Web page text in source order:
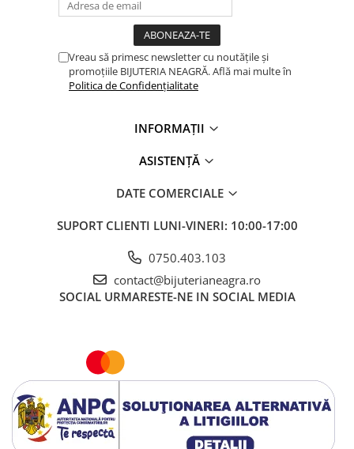
Vreau să primesc newsletter cu noutățile și
promoțiile BIJUTERIA NEAGRĂ. Află mai multe în
Politica de Confidențialitate
INFORMAȚII
ASISTENȚĂ
DATE COMERCIALE
SUPORT CLIENTI LUNI-VINERI: 10:00-17:00
0750.403.103
contact@bijuterianeagra.ro
SOCIAL URMARESTE-NE IN SOCIAL MEDIA